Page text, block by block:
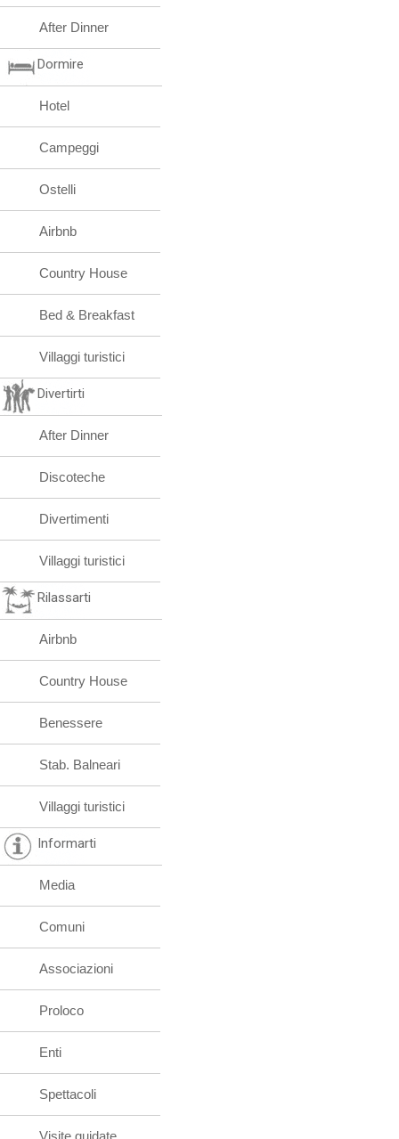
After Dinner
Dormire
Hotel
Campeggi
Ostelli
Airbnb
Country House
Bed & Breakfast
Villaggi turistici
Divertirti
After Dinner
Discoteche
Divertimenti
Villaggi turistici
Rilassarti
Airbnb
Country House
Benessere
Stab. Balneari
Villaggi turistici
Informarti
Media
Comuni
Associazioni
Proloco
Enti
Spettacoli
Visite guidate